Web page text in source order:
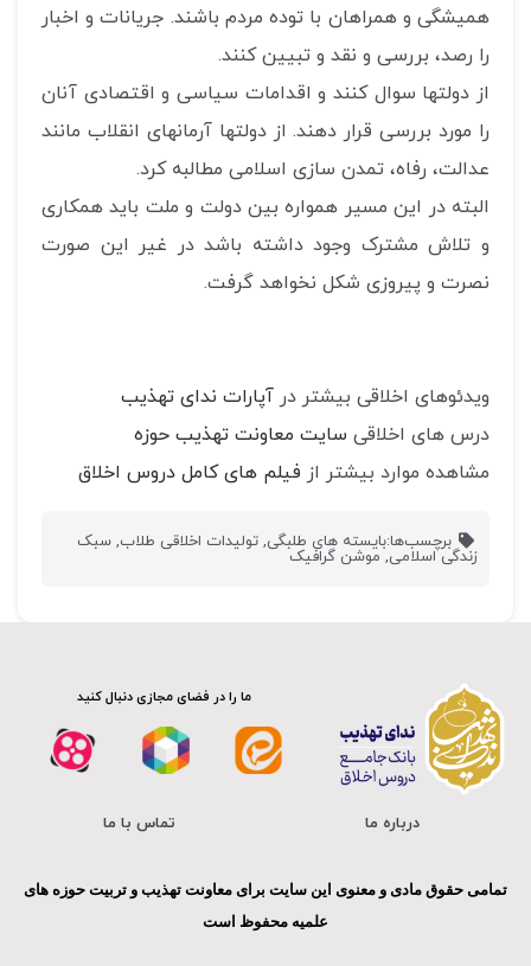
همیشگی و همراهان با توده مردم باشند. جریانات و اخبار
را رصد، بررسی و نقد و تبیین کنند.
از دولتها سوال کنند و اقدامات سیاسی و اقتصادی آنان
را مورد بررسی قرار دهند. از دولتها آرمانهای انقلاب مانند
عدالت، رفاه، تمدن سازی اسلامی مطالبه کرد.
البته در این مسیر همواره بین دولت و ملت باید همکاری
و تلاش مشترک وجود داشته باشد در غیر این صورت
نصرت و پیروزی شکل نخواهد گرفت.
ویدئوهای اخلاقی بیشتر در آپارات ندای تهذیب
درس های اخلاقی سایت معاونت تهذیب حوزه
مشاهده موارد بیشتر از فیلم های کامل دروس اخلاق
برچسب‌ها:بایسته های طلبگی,تولیدات اخلاقی طلاب,سبک
زندگی اسلامی, موشن گرافیک
ما را در فضای مجازی دنبال کنید
درباره ما تماس با ما
تمامی حقوق مادی و معنوی این سایت برای معاونت تهذیب و تربیت حوزه های
علمیه محفوظ است